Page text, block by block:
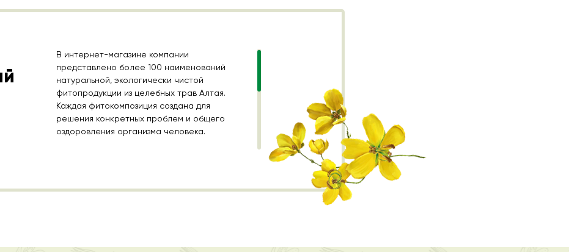
В интернет-магазине компании
представлено более 100 наименований
натуральной, экологически чистой
фитопродукции из целебных трав Алтая.
Каждая фитокомпозиция создана для
решения конкретных проблем и общего
оздоровления организма человека.
качества, подтверждения эффективности